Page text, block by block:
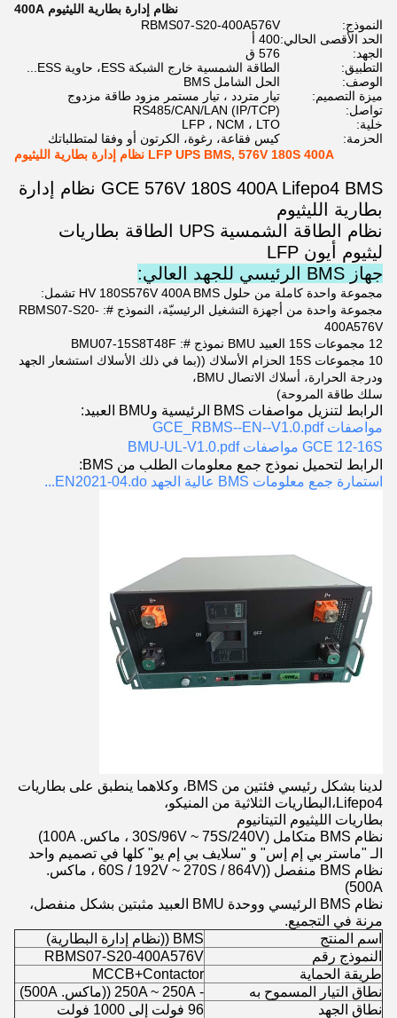
نظام إدارة بطارية الليثيوم 400A
النموذج:
RBMS07-S20-400A576V
الحد الأقصى الحالي:400 أ
الجهد:
576 ق
التطبيق:
الطاقة الشمسية خارج الشبكة ESS، حاوية ESS...
الوصف:
الحل الشامل BMS
ميزة التصميم:
تيار متردد ، تيار مستمر مزود طاقة مزدوج
تواصل:
RS485/CAN/LAN (IP/TCP)
خلية:
LFP ، NCM ، LTO
الحزمة:
كيس فقاعة، رغوة، الكرتون أو وفقا لمتطلباتك
LFP UPS BMS, 576V 180S 400A نظام إدارة بطارية الليثيوم
GCE 576V 180S 400A Lifepo4 BMS نظام إدارة
بطارية الليثيوم
نظام الطاقة الشمسية UPS الطاقة بطاريات
ليثيوم أيون LFP
جهاز BMS الرئيسي للجهد العالي:
مجموعة واحدة كاملة من حلول HV 180S576V 400A BMS تشمل:
مجموعة واحدة من أجهزة التشغيل الرئيسيّة، النموذج #: RBMS07-S20-
400A576V
12 مجموعات 15S العبيد BMU نموذج #: BMU07-15S8T48F
10 مجموعات 15S الحزام الأسلاك ((بما في ذلك الأسلاك استشعار الجهد
ودرجة الحرارة، أسلاك الاتصال BMU،
سلك طاقة المروحة)
الرابط لتنزيل مواصفات BMS الرئيسية وBMU العبيد:
مواصفات GCE_RBMS--EN--V1.0.pdf
GCE 12-16S مواصفات BMU-UL-V1.0.pdf
الرابط لتحميل نموذج جمع معلومات الطلب من BMS:
استمارة جمع معلومات BMS عالية الجهد EN2021-04.do...
لدينا بشكل رئيسي فئتين من BMS، وكلاهما ينطبق على بطاريات
Lifepo4، البطاريات الثلاثية من المنيكو،
بطاريات الليثيوم التيتانيوم
نظام BMS متكامل (30S/96V ~ 75S/240V ، ماكس. 100A)
الـ "ماستر بي إم إس" و "سلايف بي إم يو" كلها في تصميم واحد
نظام BMS منفصل ((60S / 192V ~ 270S / 864V ، ماكس.
500A)
نظام BMS الرئيسي ووحدة BMU العبيد مثبتين بشكل منفصل،
مرنة في التجميع.
اسم المنتج
BMS ((نظام إدارة البطارية)
النموذج رقم
RBMS07-S20-400A576V
طريقة الحماية
MCCB+Contactor
نطاق التيار المسموح به
- 250A ~ 250A ((ماكس. 500A)
نطاق الجهد
96 فولت إلى 1000 فولت